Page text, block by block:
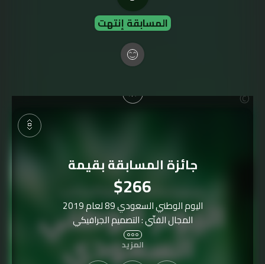
المسابقة إنتهت
جائزة المسابقة بقيمة
$266
اليوم الوطني السعودي 89 لعام 2019
المجال الفنّي : التصميم الجرافيكي
---
* المشاركة مفتوحة للجميع من كل العالم
المزيد